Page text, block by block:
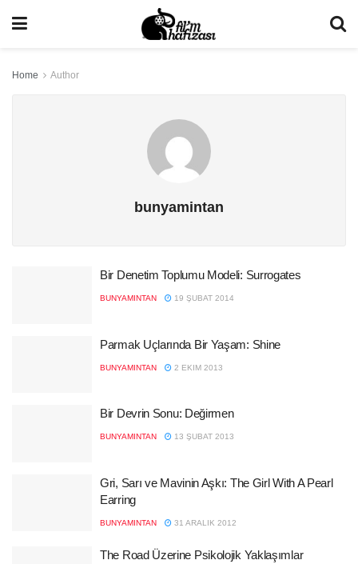
Home Author
bunyamintan
Bir Denetim Toplumu Modeli: Surrogates
BUNYAMINTAN 19 ŞUBAT 2014
Parmak Uçlarında Bir Yaşam: Shine
BUNYAMINTAN 2 EKIM 2013
Bir Devrin Sonu: Değirmen
BUNYAMINTAN 13 ŞUBAT 2013
Gri, Sarı ve Mavinin Aşkı: The Girl With A Pearl
Earring
BUNYAMINTAN 31 ARALIK 2012
The Road Üzerine Psikolojik Yaklaşımlar